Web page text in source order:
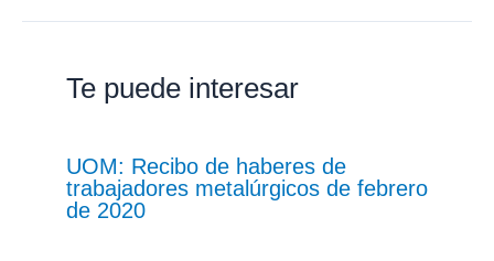
Te puede interesar
UOM: Recibo de haberes de
trabajadores metalúrgicos de febrero
de 2020